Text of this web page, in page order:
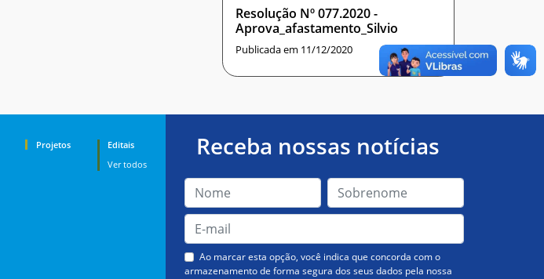
Resolução Nº 077.2020 -
Aprova_afastamento_Silvio
Publicada em 11/12/2020
Projetos
Editais
Ver todos
Receba nossas notícias
Ao marcar esta opção, você indica que concorda com o
armazenamento de forma segura dos seus dados pela nossa